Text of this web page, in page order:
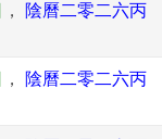
，
陰曆二零二六丙
，
陰曆二零二六丙